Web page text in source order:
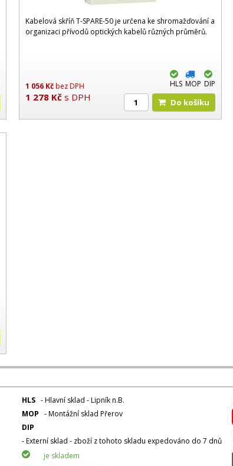
Kabelová skříň T-SPARE-50 je určena ke shromažďování a
organizaci přívodů optických kabelů různých průměrů.
1 056 Kčbez DPH
1 278 Kč s DPH
HLS MOP DIP
Do košíku
HLS - Hlavní sklad - Lipník n.B.
MOP - Montážní sklad Přerov
DIP
- Externí sklad - zboží z tohoto skladu expedováno do 7 dnů
je skladem